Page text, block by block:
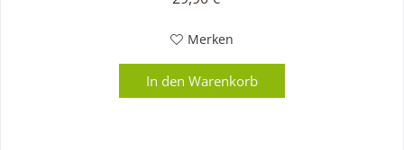
Merken
In den Warenkorb